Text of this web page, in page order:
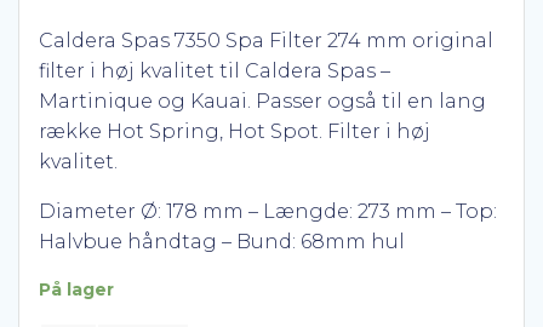
kr.
til
Caldera Spas 7350 Spa Filter 274 mm original
filter i høj kvalitet til Caldera Spas –
Martinique og Kauai. Passer også til en lang
række Hot Spring, Hot Spot. Filter i høj
kvalitet.
Diameter Ø: 178 mm – Længde: 273 mm – Top:
Halvbue håndtag – Bund: 68mm hul
På lager